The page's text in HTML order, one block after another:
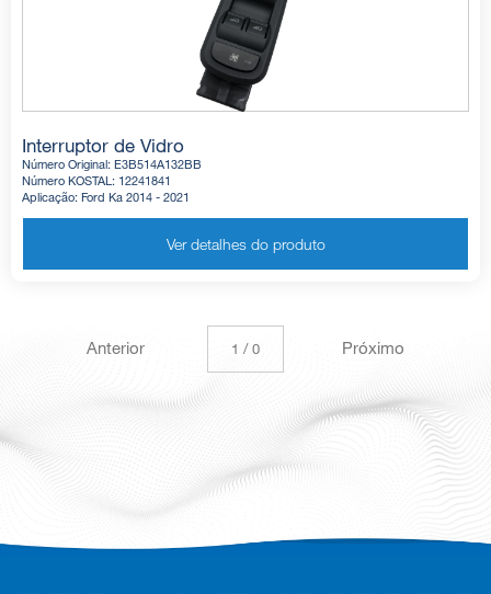
Interruptor de Vidro
Número Original: E3B514A132BB
Número KOSTAL: 12241841
Aplicação: Ford Ka 2014 - 2021
Ver detalhes do produto
Anterior Próximo
1 / 0